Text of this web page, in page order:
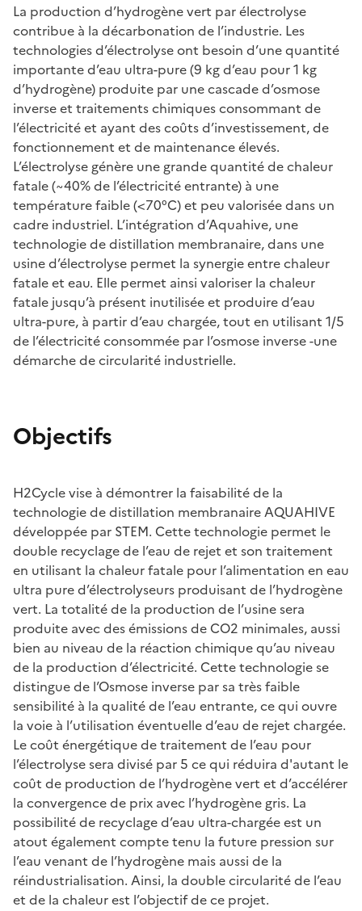
La production d’hydrogène vert par électrolyse
contribue à la décarbonation de l’industrie. Les
technologies d’électrolyse ont besoin d’une quantité
importante d’eau ultra-pure (9 kg d’eau pour 1 kg
d’hydrogène) produite par une cascade d’osmose
inverse et traitements chimiques consommant de
l’électricité et ayant des coûts d’investissement, de
fonctionnement et de maintenance élevés.
L’électrolyse génère une grande quantité de chaleur
fatale (~40% de l’électricité entrante) à une
température faible (<70°C) et peu valorisée dans un
cadre industriel. L’intégration d’Aquahive, une
technologie de distillation membranaire, dans une
usine d’électrolyse permet la synergie entre chaleur
fatale et eau. Elle permet ainsi valoriser la chaleur
fatale jusqu’à présent inutilisée et produire d’eau
ultra-pure, à partir d’eau chargée, tout en utilisant 1/5
de l’électricité consommée par l’osmose inverse -une
démarche de circularité industrielle.
Objectifs
H2Cycle vise à démontrer la faisabilité de la
technologie de distillation membranaire AQUAHIVE
développée par STEM. Cette technologie permet le
double recyclage de l’eau de rejet et son traitement
en utilisant la chaleur fatale pour l’alimentation en eau
ultra pure d’électrolyseurs produisant de l’hydrogène
vert. La totalité de la production de l’usine sera
produite avec des émissions de CO2 minimales, aussi
bien au niveau de la réaction chimique qu’au niveau
de la production d’électricité. Cette technologie se
distingue de l’Osmose inverse par sa très faible
sensibilité à la qualité de l’eau entrante, ce qui ouvre
la voie à l’utilisation éventuelle d’eau de rejet chargée.
Le coût énergétique de traitement de l’eau pour
l’électrolyse sera divisé par 5 ce qui réduira d'autant le
coût de production de l’hydrogène vert et d’accélérer
la convergence de prix avec l’hydrogène gris. La
possibilité de recyclage d’eau ultra-chargée est un
atout également compte tenu la future pression sur
l’eau venant de l’hydrogène mais aussi de la
réindustrialisation. Ainsi, la double circularité de l’eau
et de la chaleur est l’objectif de ce projet.